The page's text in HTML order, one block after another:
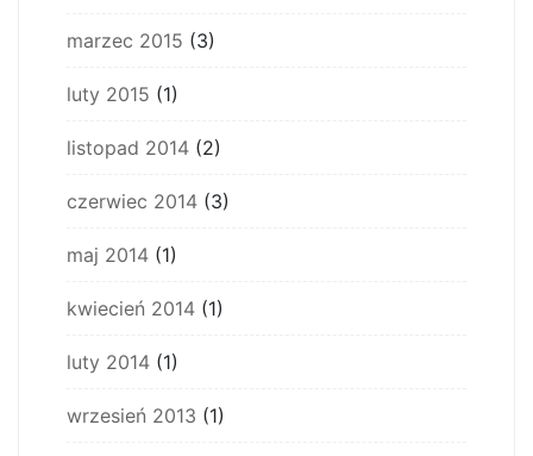
marzec 2015 (3)
luty 2015 (1)
listopad 2014 (2)
czerwiec 2014 (3)
maj 2014 (1)
kwiecień 2014 (1)
luty 2014 (1)
wrzesień 2013 (1)